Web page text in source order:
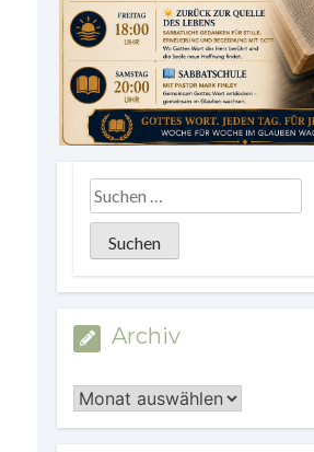
Archiv
Archiv